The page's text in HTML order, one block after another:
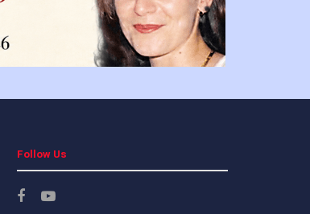
Follow Us